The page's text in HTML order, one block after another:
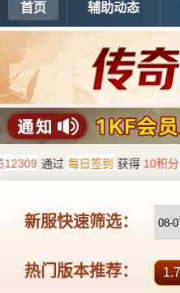
首页 辅助动态